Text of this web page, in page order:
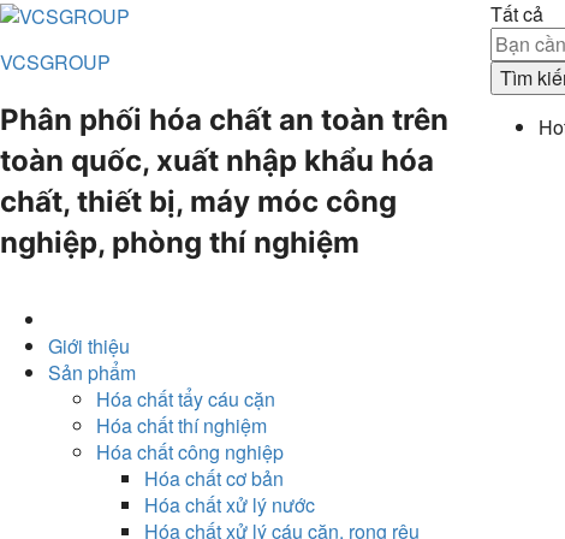
VCSGROUP
Phân phối hóa chất an toàn trên
toàn quốc, xuất nhập khẩu hóa
chất, thiết bị, máy móc công
nghiệp, phòng thí nghiệm
Tất cả
Tìm
Giới thiệu
Sản phẩm
Hóa chất tẩy cáu cặn
Hóa chất thí nghiệm
Hóa chất công nghiệp
Hóa chất cơ bản
Hóa chất xử lý nước
Hóa chất xử lý cáu cặn, rong rêu